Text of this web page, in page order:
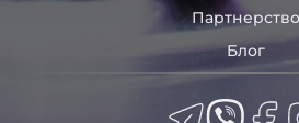
Партнерство
Блог